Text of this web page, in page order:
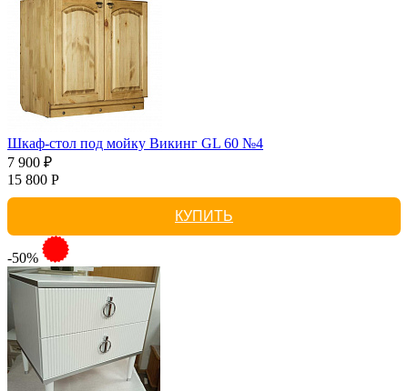
Шкаф-стол под мойку Викинг GL 60 №4
7 900 ₽
15 800 Р
КУПИТЬ
-50%